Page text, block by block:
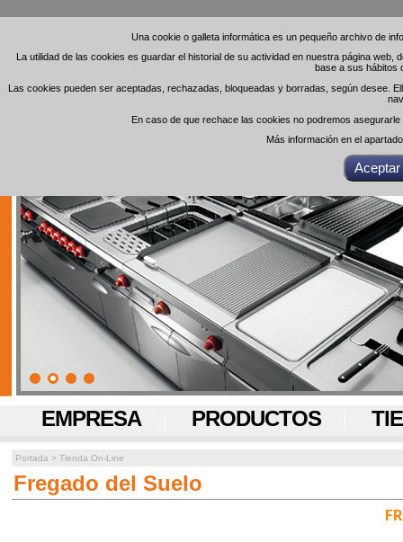
Una cookie o galleta informática es un pequeño archivo de
La utilidad de las cookies es guardar el historial de su actividad en nuestra página
base a sus hábitos
Las cookies pueden ser aceptadas, rechazadas, bloqueadas y borradas, según desee.
En caso de que rechace las cookies no podremos
Más información en el
Una cookie o galleta informática es un pequeño archivo de
La utilidad de las cookies es guardar el historial de su actividad en nuestra página
base a sus hábitos
Las cookies pueden ser aceptadas, rechazadas, bloqueadas y borradas, según desee.
En caso de que rechace las cookies no podremos
Más información en el
EMPRESA PRODUCTOS
Portada > Tienda On-Line
Fregado del Suelo